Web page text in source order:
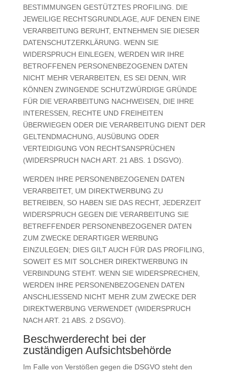
BESTIMMUNGEN GESTÜTZTES PROFILING. DIE
JEWEILIGE RECHTSGRUNDLAGE, AUF DENEN EINE
VERARBEITUNG BERUHT, ENTNEHMEN SIE DIESER
DATENSCHUTZERKLÄRUNG. WENN SIE
WIDERSPRUCH EINLEGEN, WERDEN WIR IHRE
BETROFFENEN PERSONENBEZOGENEN DATEN
NICHT MEHR VERARBEITEN, ES SEI DENN, WIR
KÖNNEN ZWINGENDE SCHUTZWÜRDIGE GRÜNDE
FÜR DIE VERARBEITUNG NACHWEISEN, DIE IHRE
INTERESSEN, RECHTE UND FREIHEITEN
ÜBERWIEGEN ODER DIE VERARBEITUNG DIENT DER
GELTENDMACHUNG, AUSÜBUNG ODER
VERTEIDIGUNG VON RECHTSANSPRÜCHEN
(WIDERSPRUCH NACH ART. 21 ABS. 1 DSGVO).
WERDEN IHRE PERSONENBEZOGENEN DATEN
VERARBEITET, UM DIREKTWERBUNG ZU
BETREIBEN, SO HABEN SIE DAS RECHT, JEDERZEIT
WIDERSPRUCH GEGEN DIE VERARBEITUNG SIE
BETREFFENDER PERSONENBEZOGENER DATEN
ZUM ZWECKE DERARTIGER WERBUNG
EINZULEGEN; DIES GILT AUCH FÜR DAS PROFILING,
SOWEIT ES MIT SOLCHER DIREKTWERBUNG IN
VERBINDUNG STEHT. WENN SIE WIDERSPRECHEN,
WERDEN IHRE PERSONENBEZOGENEN DATEN
ANSCHLIESSEND NICHT MEHR ZUM ZWECKE DER
DIREKTWERBUNG VERWENDET (WIDERSPRUCH
NACH ART. 21 ABS. 2 DSGVO).
Beschwerderecht bei der
zuständigen Aufsichtsbehörde
Im Falle von Verstößen gegen die DSGVO steht den